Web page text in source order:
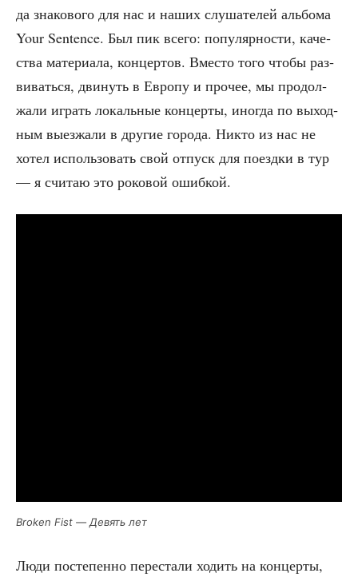
да зна­ко­во­го для нас и наших слу­ша­те­лей аль­бо­ма
Your Sentence. Был пик все­го: попу­ляр­но­сти, каче­
ства мате­ри­а­ла, кон­цер­тов. Вме­сто того что­бы раз­
ви­вать­ся, дви­нуть в Евро­пу и про­чее, мы про­дол­
жа­ли играть локаль­ные кон­цер­ты, ино­гда по выход­
ным выез­жа­ли в дру­гие горо­да. Никто из нас не
хотел исполь­зо­вать свой отпуск для поезд­ки в тур
— я счи­таю это роко­вой ошибкой.
Broken Fist — Девять лет
Люди посте­пен­но пере­ста­ли ходить на кон­цер­ты,